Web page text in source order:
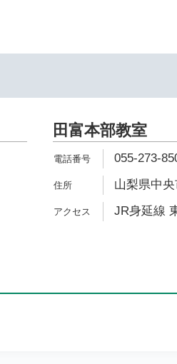
田富本部教室
055-273-
山梨県中
JR身延線